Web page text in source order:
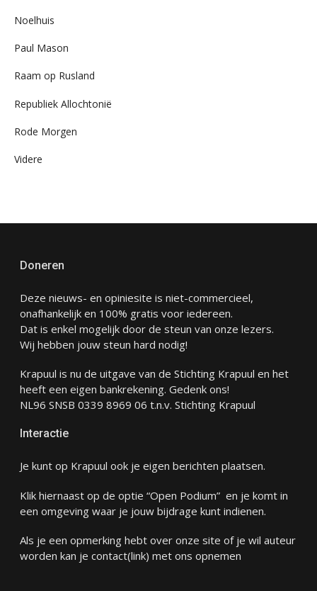
Noelhuis
Paul Mason
Raam op Rusland
Republiek Allochtonië
Rode Morgen
Videre
Doneren
Deze nieuws- en opiniesite is niet-commercieel,
onafhankelijk en 100% gratis voor iedereen.
Dat is enkel mogelijk door de steun van onze lezers.
Wij hebben jouw steun hard nodig!
Krapuul is nu de uitgave van de Stichting Krapuul en het
heeft een eigen bankrekening. Gedenk ons!
NL96 SNSB 0339 8969 06 t.n.v. Stichting Krapuul
Interactie
Je kunt op Krapuul ook je eigen berichten plaatsen.
Klik hiernaast op de optie “Open Podium” en je komt in
een omgeving waar je jouw bijdrage kunt indienen.
Als je een opmerking hebt over onze site of je wil auteur
worden kan je contact(link) met ons opnemen